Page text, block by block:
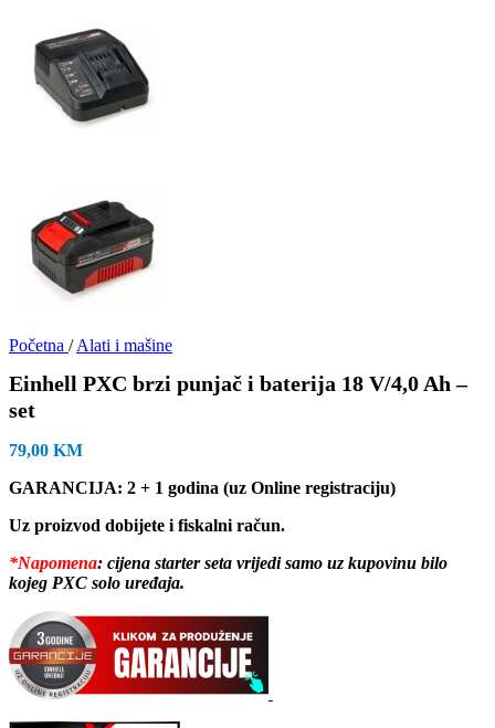
Početna / Alati i mašine
Einhell PXC brzi punjač i baterija 18 V/4,0 Ah –
set
79,00 KM
GARANCIJA: 2 + 1 godina (uz Online registraciju)
Uz proizvod dobijete i fiskalni račun.
*Napomena: cijena starter seta vrijedi samo uz kupovinu bilo
kojeg PXC solo uređaja.